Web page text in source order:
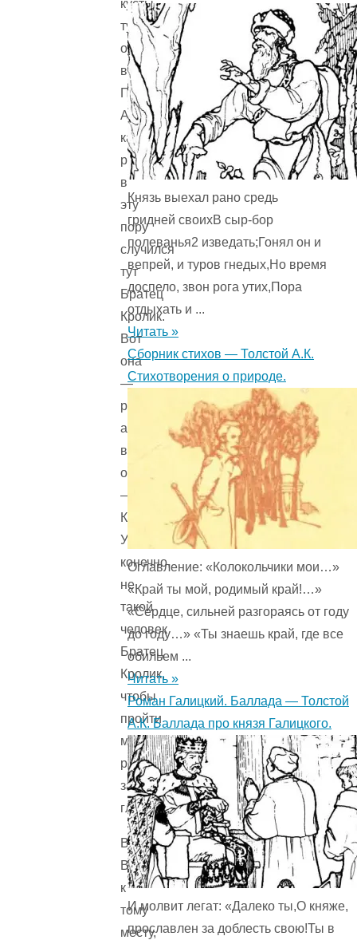
кусты,
туда,
откуда
вылетела
Перепёлка.
А
как
раз
в
эту
пору
случился
тут
Братец
Кролик.
Вот
она
—
рыбка,
а
вот
он
—
Кролик.
Уж
конечно,
не
такой
человек
Братец
Кролик,
чтобы
пройти
мимо
рыбы,
закрывши
глазки.
Воротился
Волк
к
тому
месту,
Князь выехал рано средь
гридней своихВ сыр-бор
полеванья2 изведать;Гонял он и
вепрей, и туров гнедых,Но время
доспело, звон рога утих,Пора
отдыхать и ...
Читать »
Сборник стихов — Толстой А.К.
Стихотворения о природе.
Оглавление: «Колокольчики мои…»
«Край ты мой, родимый край!…»
«Сердце, сильней разгораясь от году
до году…» «Ты знаешь край, где все
обильем ...
Читать »
Роман Галицкий. Баллада — Толстой
А.К. Баллада про князя Галицкого.
И молвит легат: «Далеко ты,О княже,
прославлен за доблесть свою!Ты в